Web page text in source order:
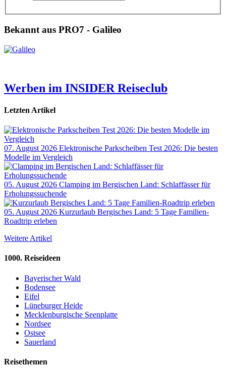
Bekannt aus PRO7 - Galileo
Werben im INSIDER Reiseclub
Letzten Artikel
07. August 2026 Elektronische Parkscheiben Test 2026: Die besten
Modelle im Vergleich
05. August 2026 Clamping im Bergischen Land: Schlaffässer für
Erholungssuchende
05. August 2026 Kurzurlaub Bergisches Land: 5 Tage Familien-
Roadtrip erleben
Weitere Artikel
1000. Reiseideen
Bayerischer Wald
Bodensee
Eifel
Lüneburger Heide
Mecklenburgische Seenplatte
Nordsee
Ostsee
Sauerland
Reisethemen